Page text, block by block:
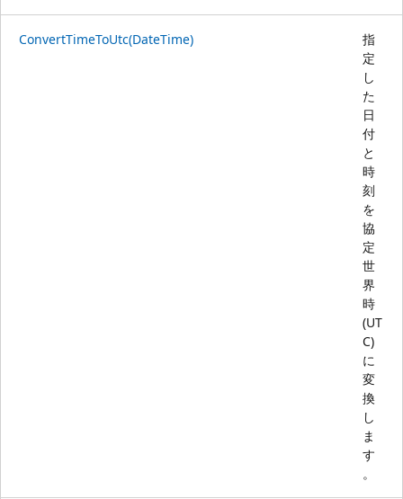
ConvertTimeToUtc(DateTime)
指
定
し
た
日
付
と
時
刻
を
協
定
世
界
時
(UT
C)
に
変
換
し
ま
す
。